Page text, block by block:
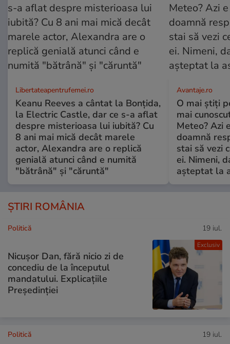
Libertateapentrufemei.ro
Keanu Reeves a cântat la Bonțida,
la Electric Castle, dar ce s-a aflat
despre misterioasa lui iubită? Cu
8 ani mai mică decât marele
actor, Alexandra are o replică
genială atunci când e numită
"bătrână" și "căruntă"
Avantaje.ro
O mai știți
mai
Meteo? Azi
doamnă
stai să vezi
ei. Nimeni,
așteptat la
ȘTIRI ROMÂNIA
Exclusiv
Politică 19 iul.
Nicușor Dan, fără nicio zi de
concediu de la începutul
mandatului. Explicațiile
Președinției
Politică 19 iul.